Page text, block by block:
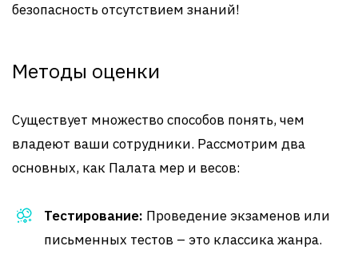
безопасность отсутствием знаний!
Методы оценки
Существует множество способов понять, чем
владеют ваши сотрудники. Рассмотрим два
основных, как Палата мер и весов:
Тестирование: Проведение экзаменов или
письменных тестов – это классика жанра.